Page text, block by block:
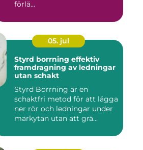
förlä...
05. jul
Styrd borrning effektiv
framdragning av ledningar
utan schakt
Styrd Borrning är en
schaktfri metod för att lägga
ner rör och ledningar under
markytan utan att grä...